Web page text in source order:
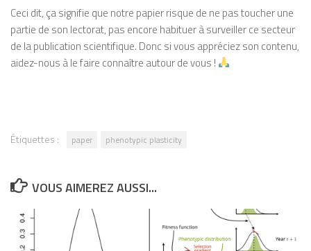
Ceci dit, ça signifie que notre papier risque de ne pas toucher une
partie de son lectorat, pas encore habituer à surveiller ce secteur
de la publication scientifique. Donc si vous appréciez son contenu,
aidez-nous à le faire connaître autour de vous !
Étiquettes : paper phenotypic plasticity
VOUS AIMEREZ AUSSI...